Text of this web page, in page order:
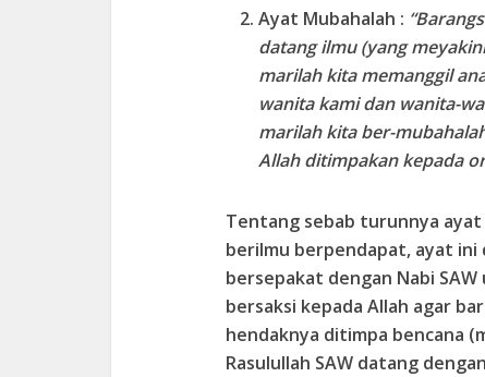
Ayat Mubahalah :
datang ilmu (yang
marilah kita memanggil
wanita kami dan wanita-
marilah kita ber-
Allah ditimpakan kepada
Tentang sebab turunnya
berilmu berpendapat, ayat
bersepakat dengan Nabi
bersaksi kepada Allah agar
hendaknya ditimpa bencana
Rasulullah SAW datang